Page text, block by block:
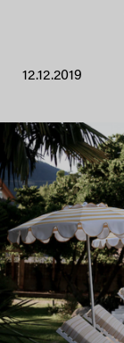
12.12.2019